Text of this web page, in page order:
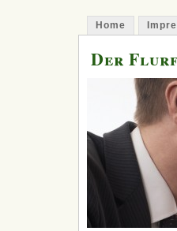
Home
Der